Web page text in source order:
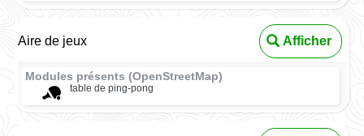
Aire de jeux Afficher
Modules présents (OpenStreetMap)
table de ping-pong